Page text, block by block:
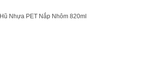
Hũ Nhựa PET Nắp Nhôm 820ml